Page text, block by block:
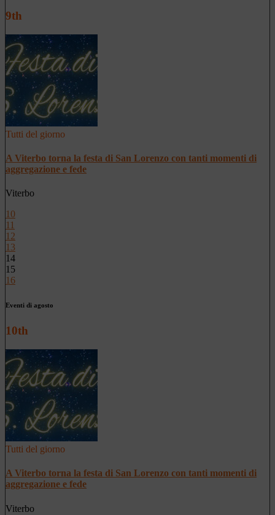
9th
Tutti del giorno
A Viterbo torna la festa di San Lorenzo con tanti momenti di
aggregazione e fede
Viterbo
10
11
12
13
14
15
16
Eventi di agosto
10th
Tutti del giorno
A Viterbo torna la festa di San Lorenzo con tanti momenti di
aggregazione e fede
Viterbo